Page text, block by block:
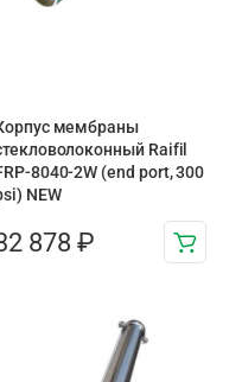
мембраны
Raifil
8040-2W (end port, 300
NEW
878 ₽